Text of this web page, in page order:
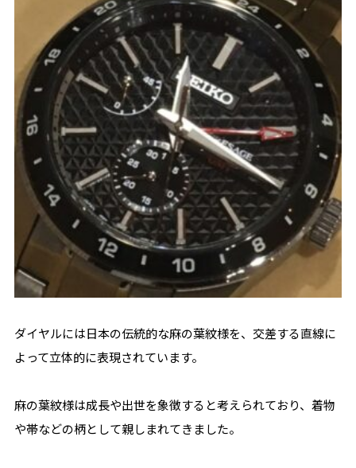
ダイヤルには日本の伝統的な麻の葉紋様を、交差する直線に
よって立体的に表現されています。
麻の葉紋様は成長や出世を象徴すると考えられており、着物
や帯などの柄として親しまれてきました。